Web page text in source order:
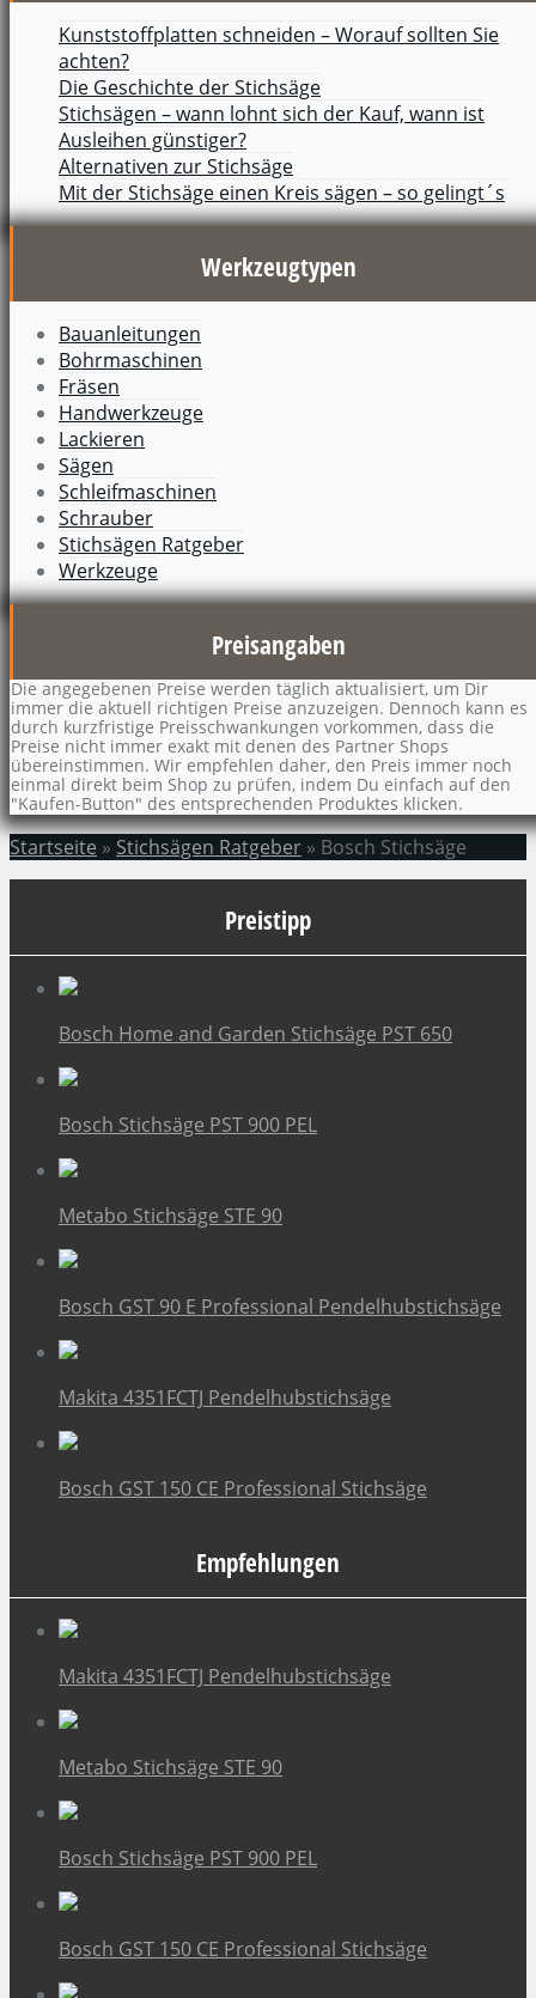
Kunststoffplatten schneiden – Worauf sollten Sie
achten?
Die Geschichte der Stichsäge
Stichsägen – wann lohnt sich der Kauf, wann ist
Ausleihen günstiger?
Alternativen zur Stichsäge
Mit der Stichsäge einen Kreis sägen – so gelingt´s
Werkzeugtypen
Bauanleitungen
Bohrmaschinen
Fräsen
Handwerkzeuge
Lackieren
Sägen
Schleifmaschinen
Schrauber
Stichsägen Ratgeber
Werkzeuge
Preisangaben
Die angegebenen Preise werden täglich aktualisiert, um Dir
immer die aktuell richtigen Preise anzuzeigen. Dennoch kann es
durch kurzfristige Preisschwankungen vorkommen, dass die
Preise nicht immer exakt mit denen des Partner Shops
übereinstimmen. Wir empfehlen daher, den Preis immer noch
einmal direkt beim Shop zu prüfen, indem Du einfach auf den
"Kaufen-Button" des entsprechenden Produktes klicken.
Startseite » Stichsägen Ratgeber » Bosch Stichsäge
Preistipp
Bosch Home and Garden Stichsäge PST 650
Bosch Stichsäge PST 900 PEL
Metabo Stichsäge STE 90
Bosch GST 90 E Professional Pendelhubstichsäge
Makita 4351FCTJ Pendelhubstichsäge
Bosch GST 150 CE Professional Stichsäge
Empfehlungen
Makita 4351FCTJ Pendelhubstichsäge
Metabo Stichsäge STE 90
Bosch Stichsäge PST 900 PEL
Bosch GST 150 CE Professional Stichsäge